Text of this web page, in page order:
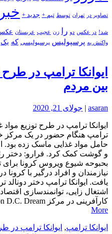
تصاویر در تهران توسط تیم + جدید +
شد! در عکس دو را زن عجیب عربستان عکس/
واکنش به پرسپولیس پرسپولیسی که یک
ایوانکا ترامپ در طرح
بین مردم
asaran
| جولای 21, 2020
ایوانکا ترامپ در طرح توزیع مواد
ترامپ هنگام حضور در یک مرکز
و گوشت کمک کرد. فرارو: دختر
بحبوحه شیوع ویروس کرونا برای
نیازمندان و افراد درگیر با
یافت. ایوانکا ترامپ دختر
اشتغال زایی، توانمندسازی
کارآفرینی در مرکز Washington D.C. Dream حضور یافت
More
ایوانکا ترامپ,ایوانکا ترامپ در